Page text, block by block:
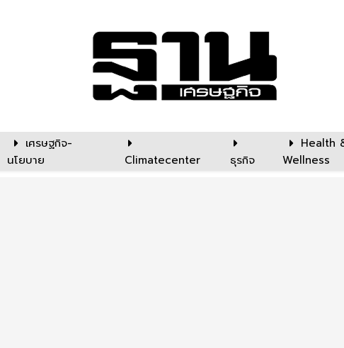
เศรษฐกิจ-
นโยบาย
Climatecenter ธุรกิจ
Health
Wellness